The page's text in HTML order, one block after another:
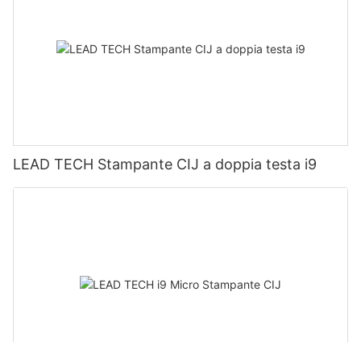
LEAD TECH Stampante CIJ a doppia testa i9